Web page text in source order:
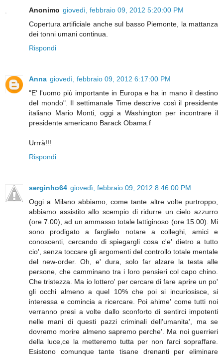
Anonimo giovedì, febbraio 09, 2012 5:20:00 PM
Copertura artificiale anche sul basso Piemonte, la mattanza
dei tonni umani continua.
Rispondi
Anna giovedì, febbraio 09, 2012 6:17:00 PM
"E' l'uomo più importante in Europa e ha in mano il destino
del mondo". Il settimanale Time descrive così il presidente
italiano Mario Monti, oggi a Washington per incontrare il
presidente americano Barack Obama.f
Urrrà!!!
Rispondi
serginho64 giovedì, febbraio 09, 2012 8:46:00 PM
Oggi a Milano abbiamo, come tante altre volte purtroppo,
abbiamo assistito allo scempio di ridurre un cielo azzurro
(ore 7.00), ad un ammasso totale lattiginoso (ore 15.00). Mi
sono prodigato a farglielo notare a colleghi, amici e
conoscenti, cercando di spiegargli cosa c'e' dietro a tutto
cio', senza toccare gli argomenti del controllo totale mentale
del new-order. Oh, e' dura, solo far alzare la testa alle
persone, che camminano tra i loro pensieri col capo chino.
Che tristezza. Ma io lottero' per cercare di fare aprire un po'
gli occhi almeno a quel 10% che poi si incuriosisce, si
interessa e comincia a ricercare. Poi ahime' come tutti noi
verranno presi a volte dallo sconforto di sentirci impotenti
nelle mani di questi pazzi criminali dell'umanita', ma se
dovremo morire almeno sapremo perche'. Ma noi guerrieri
della luce,ce la metteremo tutta per non farci sopraffare.
Esistono comunque tante tisane drenanti per eliminare